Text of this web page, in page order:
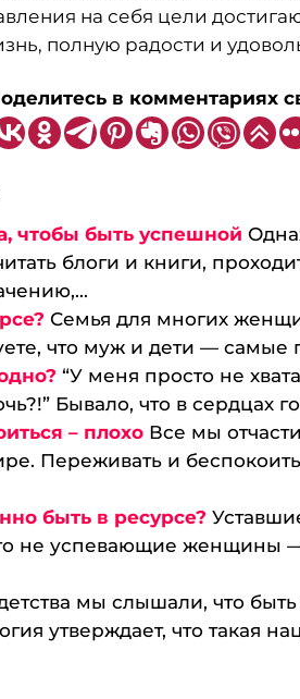
на себя цели
полную радости и
в комментариях
чтобы быть успешной
блоги и книги,
Семья для многих
что муж и дети — самые
“У меня просто не
Бывало, что в сердцах
– плохо Все мы
Переживать и
быть в ресурсе?
не успевающие женщины —
мы слышали, что быть
утверждает, что такая